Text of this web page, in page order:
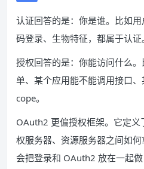
认证回答的是：你是谁。比如
码登录、生物特征，都属于认证
授权回答的是：你能访问什么
单、某个应用能不能调用接口
cope。
OAuth2 更偏授权框架。它定
权服务器、资源服务器之间如
会把登录和 OAuth2 放在一起